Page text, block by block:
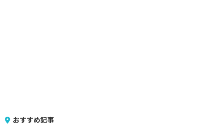
おすすめ記事